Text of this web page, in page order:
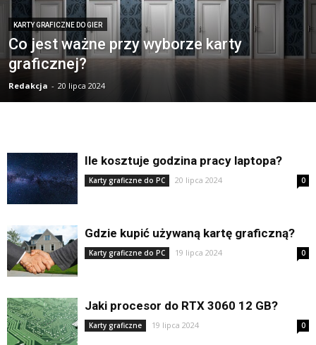
KARTY GRAFICZNE DO GIER
Co jest ważne przy wyborze karty
graficznej?
Redakcja - 20 lipca 2024
Ile kosztuje godzina pracy laptopa?
Karty graficzne do PC 20 lipca 2024 0
Gdzie kupić używaną kartę graficzną?
Karty graficzne do PC 19 lipca 2024 0
Jaki procesor do RTX 3060 12 GB?
Karty graficzne 19 lipca 2024 0